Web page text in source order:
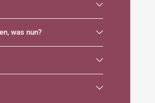
was nun?